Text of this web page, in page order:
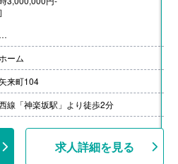
り
ーム
来町104
線「神楽坂駅」より徒歩2分
求人詳細を見る